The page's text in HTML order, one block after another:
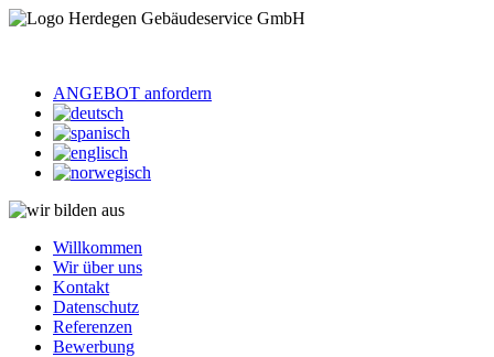
ANGEBOT anfordern
Willkommen
Wir über uns
Kontakt
Datenschutz
Referenzen
Bewerbung